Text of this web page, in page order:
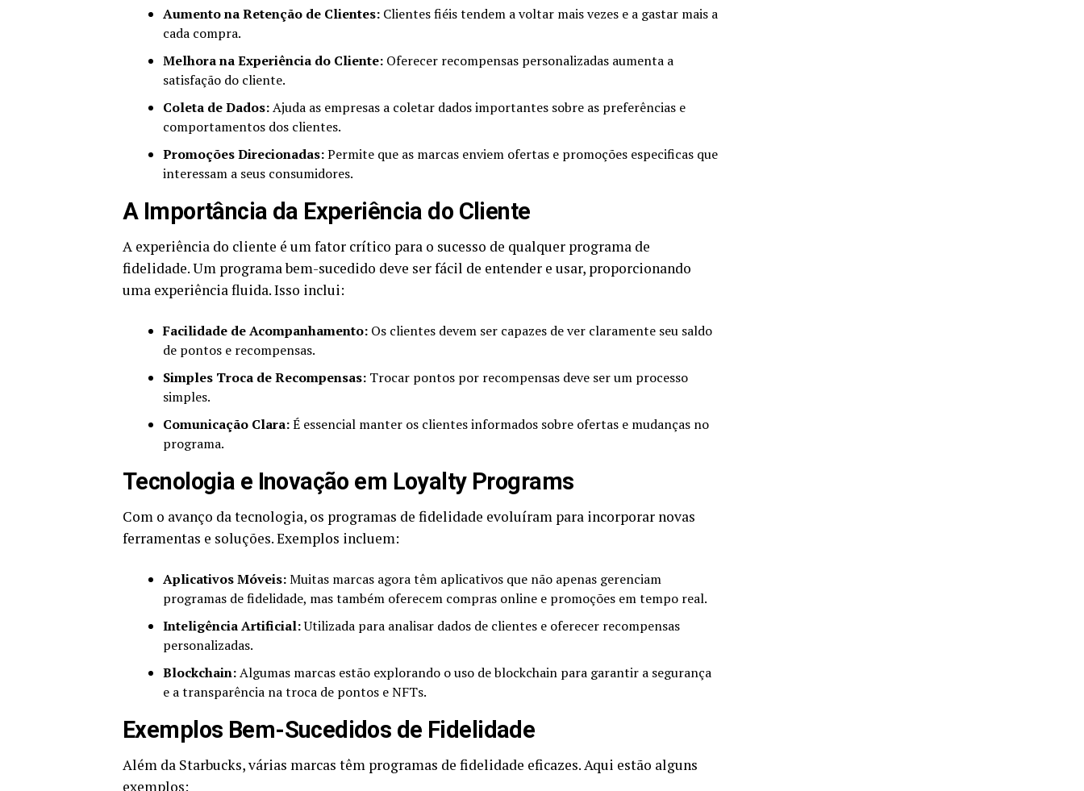
Aumento na Retenção de Clientes: Clientes fiéis tendem a voltar mais vezes e a gastar mais a
cada compra.
Melhora na Experiência do Cliente: Oferecer recompensas personalizadas aumenta a
satisfação do cliente.
Coleta de Dados:Ajuda as empresas a coletar dados importantes sobre as preferências e
comportamentos dos clientes.
Promoções Direcionadas:Permite que as marcas enviem ofertas e promoções especificas que
interessam a seus consumidores.
A Importância da Experiência do Cliente
A experiência do cliente é um fator crítico para o sucesso de qualquer programa de
fidelidade. Um programa bem-sucedido deve ser fácil de entender e usar, proporcionando
uma experiência fluida. Isso inclui:
Facilidade de Acompanhamento: Os clientes devem ser capazes de ver claramente seu saldo
de pontos e recompensas.
Simples Troca de Recompensas: Trocar pontos por recompensas deve ser um processo
simples.
Comunicação Clara:É essencial manter os clientes informados sobre ofertas e mudanças no
programa.
Tecnologia e Inovação em Loyalty Programs
Com o avanço da tecnologia, os programas de fidelidade evoluíram para incorporar novas
ferramentas e soluções. Exemplos incluem:
Aplicativos Móveis:Muitas marcas agora têm aplicativos que não apenas gerenciam
programas de fidelidade, mas também oferecem compras online e promoções em tempo real.
Inteligência Artificial:Utilizada para analisar dados de clientes e oferecer recompensas
personalizadas.
Blockchain:Algumas marcas estão explorando o uso de blockchain para garantir a segurança
e a transparência na troca de pontos e NFTs.
Exemplos Bem-Sucedidos de Fidelidade
Além da Starbucks, várias marcas têm programas de fidelidade eficazes. Aqui estão alguns
exemplos: